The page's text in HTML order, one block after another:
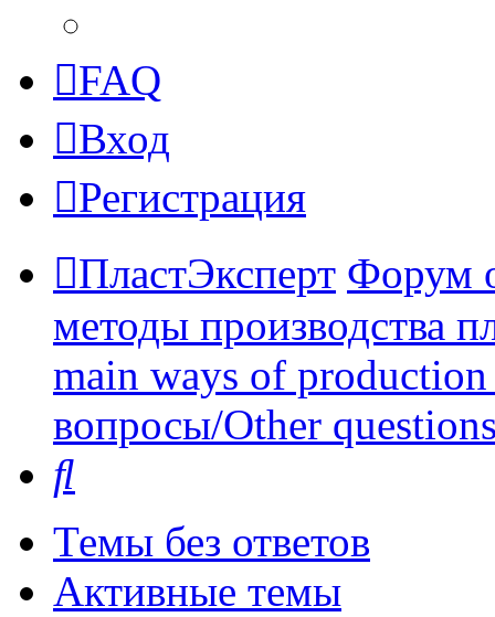
FAQ
Вход
Регистрация
ПластЭксперт Форум
методы производства
main ways of
вопросы/Other
Темы без ответов
Активные темы